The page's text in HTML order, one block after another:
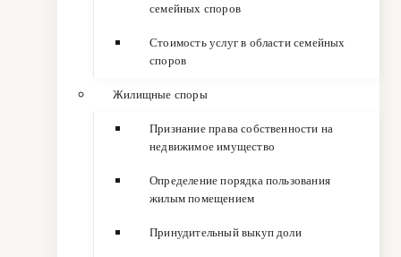
семейных споров
Стоимость услуг в области семейных
споров
Жилищные споры
Признание права собственности на
недвижимое имущество
Определение порядка пользования
жилым помещением
Принудительный выкуп доли